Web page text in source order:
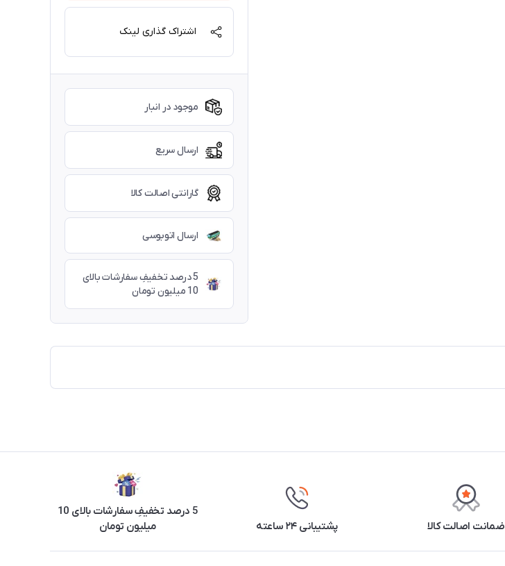
اشتراک گذاری لینک
موجود در انبار
ارسال سریع
گارانتی اصالت کالا
ارسال اتوبوسی
5 درصد تخفیفِ سفارشات بالای
10 میلیون تومان
ضمانت اصالت کالا پشتیبانی ۲۴ ساعته
5 درصد تخفیفِ سفارشات بالای 10
میلیون تومان